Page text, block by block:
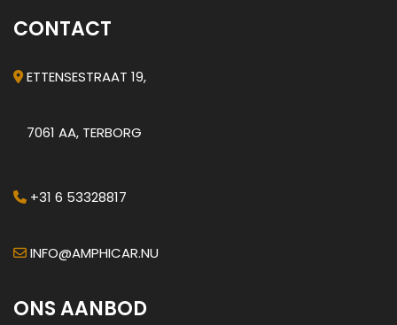
CONTACT
ETTENSESTRAAT 19,
7061 AA, TERBORG
+31 6 53328817
INFO@AMPHICAR.NU
ONS AANBOD